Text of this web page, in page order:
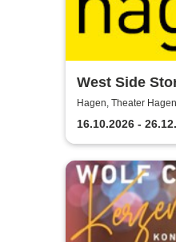
West Side
Hagen
Hagen, Theater Hagen
16.10.2026 -